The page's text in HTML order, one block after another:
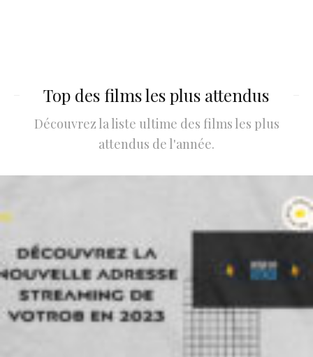
Top des films les plus attendus
Découvrez la liste ultime des films les plus
attendus de l'année.